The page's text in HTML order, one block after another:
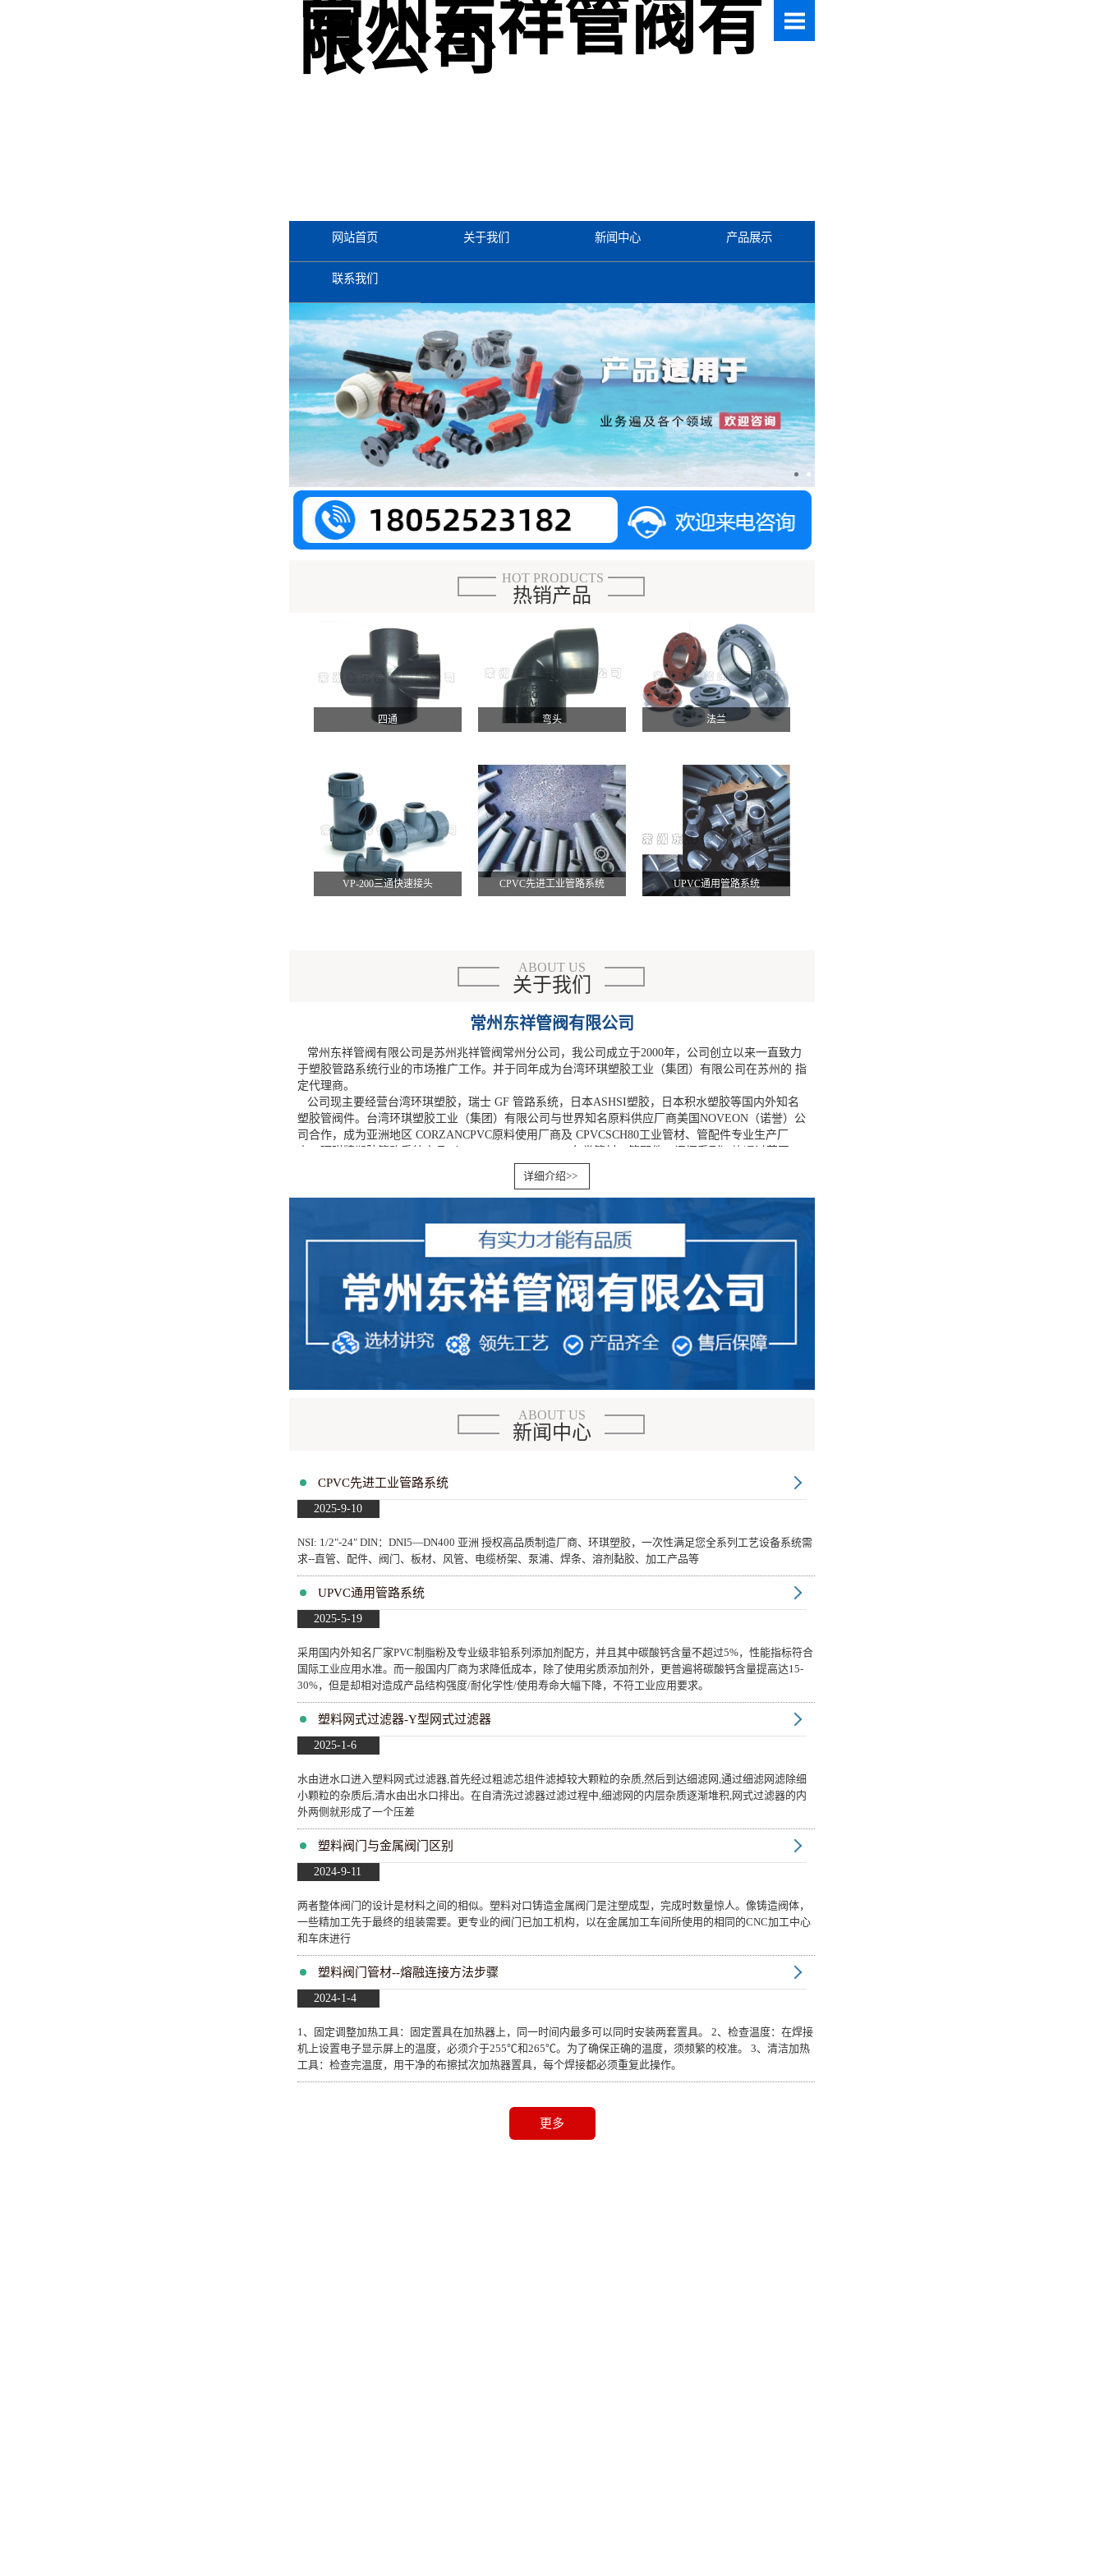
常州东祥管阀有
限公司
网站首页 关于我们 新闻中心 产品展示
联系我们
HOT PRODUCTS
热销产品
四通 弯头 法兰
VP-200三通快速接头 CPVC先进工业管路系统 UPVC通用管路系统
ABOUT US
关于我们
常州东祥管阀有限公司
常州东祥管阀有限公司是苏州兆祥管阀常州分公司，我公司成立于2000年，公司创立以来一直致力
于塑胶管路系统行业的市场推广工作。并于同年成为台湾环琪塑胶工业（集团）有限公司在苏州的 指
定代理商。
公司现主要经营台湾环琪塑胶，瑞士 GF 管路系统，日本ASHSI塑胶，日本积水塑胶等国内外知名
塑胶管阀件。台湾环琪塑胶工业（集团）有限公司与世界知名原料供应厂商美国NOVEON（诺誉）公
司合作，成为亚洲地区 CORZANCPVC原料使用厂商及 CPVCSCH80工业管材、管配件专业生产厂
LPCB、美国NSF、ISO9002、 化工部、工程建设部、卫生部、化学防腐技术协会、建材协会等多方认
证及 ，并投保全球质量保险，产品全面适用于化工、电子、食品、医药、环保、建筑等各行业中的酸
碱化学品、纯水、饮用水、污水、空调暖通、消防等管路输送系统。
胶工业（集团）有限公司于1996年进入中国大陆市场，并授权苏州兆祥管阀有限公司为苏州市的 指定
地区代理商。迄今，兆祥以诚信的态度，务实的作风赢得了业内外人士的一致好评。我们的业务已遍
详细介绍>>
ABOUT US
新闻中心
CPVC先进工业管路系统
2025-9-10
NSI: 1/2"-24" DIN：DNI5—DN400 亚洲 授权高品质制造厂商、环琪塑胶，一次性满足您全系列工艺设备系统需
求--直管、配件、阀门、板材、风管、电缆桥架、泵浦、焊条、溶剂黏胶、加工产品等
UPVC通用管路系统
2025-5-19
采用国内外知名厂家PVC制脂粉及专业级非铅系列添加剂配方，并且其中碳酸钙含量不超过5%，性能指标符合
国际工业应用水准。而一般国内厂商为求降低成本，除了使用劣质添加剂外，更普遍将碳酸钙含量提高达15-
30%，但是却相对造成产品结构强度/耐化学性/使用寿命大幅下降，不符工业应用要求。
塑料网式过滤器-Y型网式过滤器
2025-1-6
水由进水口进入塑料网式过滤器,首先经过粗滤芯组件滤掉较大颗粒的杂质,然后到达细滤网,通过细滤网滤除细
小颗粒的杂质后,清水由出水口排出。在自清洗过滤器过滤过程中,细滤网的内层杂质逐渐堆积,网式过滤器的内
外两侧就形成了一个压差
塑料阀门与金属阀门区别
2024-9-11
两者整体阀门的设计是材料之间的相似。塑料对口铸造金属阀门是注塑成型，完成时数量惊人。像铸造阀体，
一些精加工先于最终的组装需要。更专业的阀门已加工机构，以在金属加工车间所使用的相同的CNC加工中心
和车床进行
塑料阀门管材--熔融连接方法步骤
2024-1-4
1、固定调整加热工具：固定置具在加热器上，同一时间内最多可以同时安装两套置具。 2、检查温度：在焊接
机上设置电子显示屏上的温度，必须介于255℃和265℃。为了确保正确的温度，须频繁的校准。 3、清洁加热
工具：检查完温度，用干净的布擦拭次加热器置具，每个焊接都必须重复此操作。
更多